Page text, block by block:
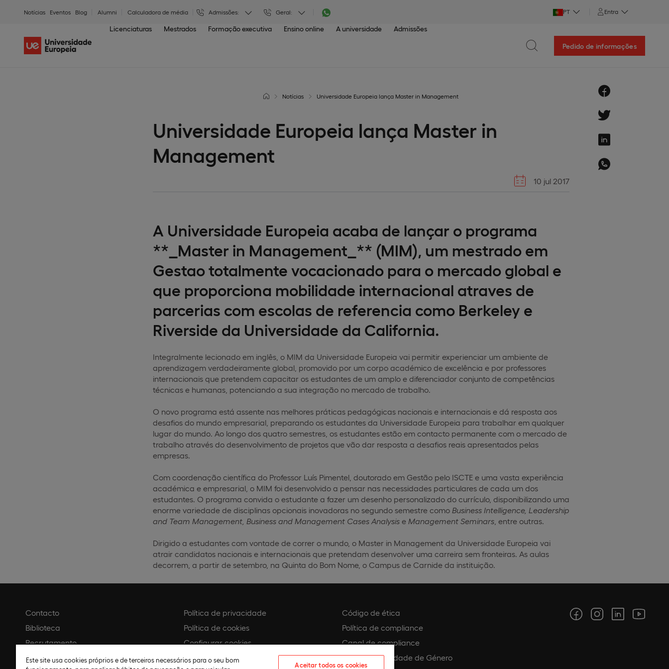
Notícias Eventos Blog Alumni Calculadora de média Admissões: Geral: PT Entra
Licenciaturas Mestrados Formação executiva Ensino online A universidade Admissões
Pedido de informações
Notícias Universidade Europeia lança Master in Management
Universidade Europeia lança Master in
Management
10 jul 2017
A Universidade Europeia acaba de lançar o programa
**_Master in Management_** (MIM), um mestrado em
Gestao totalmente vocacionado para o mercado global e
que proporciona mobilidade internacional atraves de
parcerias com escolas de referencia como Berkeley e
Riverside da Universidade da California.
Integralmente lecionado em inglês, o MIM da Universidade Europeia vai permitir experienciar um ambiente de
aprendizagem verdadeiramente global, promovido por um corpo académico de excelência e por professores
internacionais que pretendem capacitar os estudantes de um amplo e diferenciador conjunto de competências
técnicas e humanas, potenciando a sua integração no mercado de trabalho.
O novo programa está assente nas melhores práticas pedagógicas nacionais e internacionais e dá resposta aos
desafios do mundo empresarial, preparando os estudantes da Universidade Europeia para trabalhar em qualquer
lugar do mundo. Ao longo dos quatro semestres, os estudantes estão em contacto permanente com o mercado de
trabalho através do desenvolvimento de projetos que vão dar resposta a desafios reais apresentados pelas
empresas.
Com coordenação científica do Professor Luís Pimentel, doutorado em Gestão pelo ISCTE e uma vasta experiência
académica e empresarial, o MIM foi desenvolvido a pensar nas necessidades particulares de cada um dos
estudantes. O programa convida o estudante a fazer um desenho personalizado do currículo, disponibilizando uma
enorme variedade de disciplinas opcionais inovadoras no segundo semestre como Business Intelligence, Leadership
and Team Management, Business and Management Cases Analysise Management Seminars, entre outras.
Dirigido a estudantes com vontade de correr o mundo, o Master in Management da Universidade Europeia vai
atrair candidatos nacionais e internacionais que pretendam desenvolver uma carreira sem fronteiras. As aulas
decorrem, a partir de setembro, na Quinta do Bom Nome, o Campus de Carnide da instituição.
Contacto
Biblioteca
Recrutamento
Agendar visita
Política de privacidade
Política de cookies
Configurar cookies
Aviso legal
Código de ética
Política de compliance
Canal de compliance
Plano de Igualdade de Género
Este site usa cookies próprios e de terceiros necessários para o seu bom
Aceitar todos os cookies